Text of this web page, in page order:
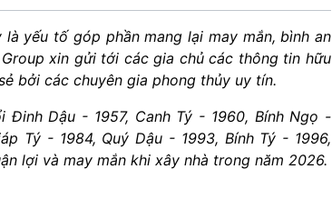
yếu tố góp phần mang lại may mắn, bình an
xin gửi tới các gia chủ các thông tin hữu
bởi các chuyên gia phong thủy uy tín.
Dậu - 1957, Canh Tý - 1960, Bính Ngọ -
Tý - 1984, Quý Dậu - 1993, Bính Tý - 1996,
lợi và may mắn khi xây nhà trong năm 2026.